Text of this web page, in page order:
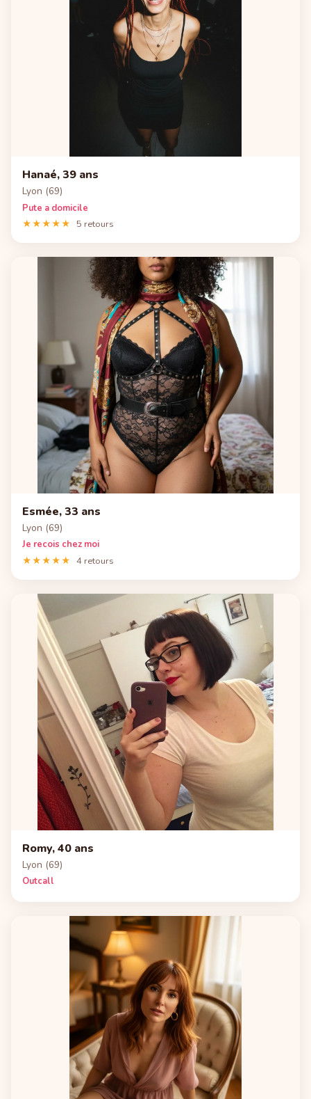
Hanaé, 39 ans
Lyon (69)
Pute a domicile
★★★★★
5 retours
Esmée, 33 ans
Lyon (69)
Je recois chez moi
★★★★★ 4 retours
Romy, 40 ans
Lyon (69)
Outcall